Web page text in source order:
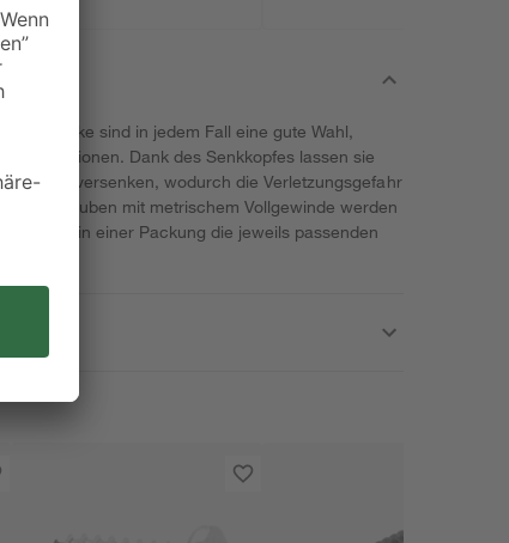
sind in jedem Fall eine gute Wahl,
Dank des Senkkopfes lassen sie
versenken, wodurch die Verletzungsgefahr
Schrauben mit metrischem Vollgewinde werden
in einer Packung die jeweils passenden